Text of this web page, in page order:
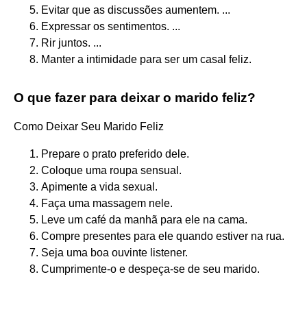
Evitar que as discussões aumentem. ...
Expressar os sentimentos. ...
Rir juntos. ...
Manter a intimidade para ser um casal feliz.
O que fazer para deixar o marido feliz?
Como Deixar Seu Marido Feliz
Prepare o prato preferido dele.
Coloque uma roupa sensual.
Apimente a vida sexual.
Faça uma massagem nele.
Leve um café da manhã para ele na cama.
Compre presentes para ele quando estiver na rua.
Seja uma boa ouvinte listener.
Cumprimente-o e despeça-se de seu marido.